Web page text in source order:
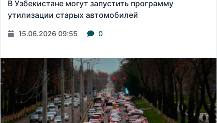
В Узбекистане могут запустить программу
утилизации старых автомобилей
15.06.2026 09:55 0